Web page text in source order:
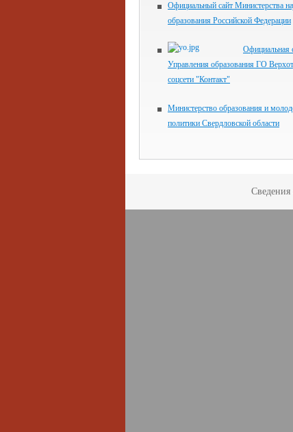
Официальный сайт Министерства
образования Российской Федерации
Управления образования ГО
соцсети "Контакт"
Министерство образования и
политики Свердловской области
Сведения